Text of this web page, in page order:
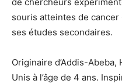
souris atteintes de
ses études secondaires.
Originaire d’Addis-Abeba,
Unis à l’âge de 4 ans.